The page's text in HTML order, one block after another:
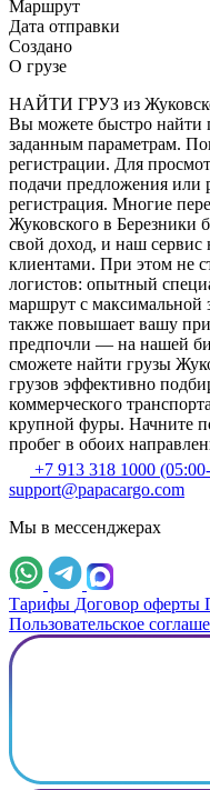
Маршрут
Дата отправки
Создано
О грузе
НАЙТИ ГРУЗ из
Вы можете быстро найти
заданным параметрам.
регистрации. Для
подачи предложения или
регистрация. Многие
Жуковского в Березники
свой доход, и наш сервис
клиентами. При этом не
логистов: опытный
маршрут с максимальной
также повышает вашу
предпочли — на нашей
сможете найти грузы
грузов эффективно
коммерческого
крупной фуры. Начните
пробег в обоих
+7 913 318 1000
support@papacargo.com
Мы в мессенджерах
Тарифы Договор оферты
Пользовательское